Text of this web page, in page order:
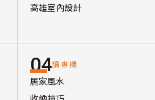
高雄室內設計
04讀專欄
居家風水